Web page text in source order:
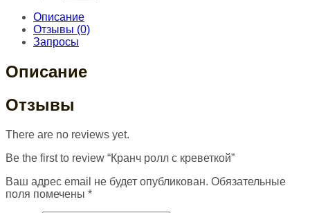
Описание
Отзывы (0)
Запросы
Описание
Отзывы
There are no reviews yet.
Be the first to review “Кранч ролл с креветкой”
Ваш адрес email не будет опубликован. Обязательные
поля помечены *